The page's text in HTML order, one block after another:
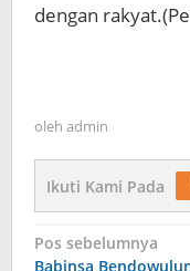
dengan
oleh admin
Ikuti Kami Pada
Navigasi
Pos sebelumnya
Babinsa